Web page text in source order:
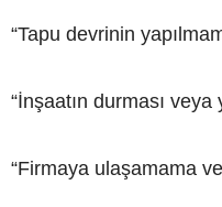
“Tapu devrinin
“İnşaatın durması veya
“Firmaya ulaşamama